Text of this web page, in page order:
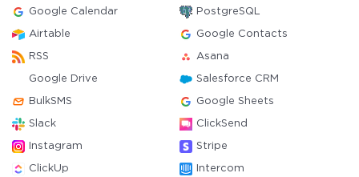
Google Calendar PostgreSQL
Airtable Google Contacts
RSS Asana
Google Drive Salesforce CRM
BulkSMS Google Sheets
Slack ClickSend
Instagram Stripe
ClickUp Intercom